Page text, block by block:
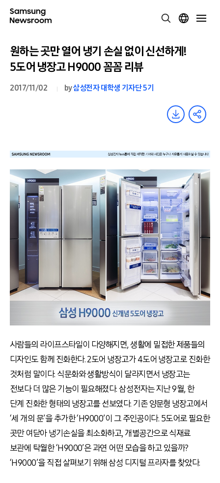
원하는 곳만 열어 냉기 손실 없이 신선하게!
5도어 냉장고 H9000 꼼꼼 리뷰
2017/11/02 by삼성전자 대학생 기자단 5기
사람들의 라이프스타일이 다양해지면, 생활에 밀접한 제품들의
디자인도 함께 진화한다. 2도어 냉장고가 4도어 냉장고로 진화한
것처럼 말이다. 식문화와 생활방식이 달라지면서 냉장고는
전보다 더 많은 기능이 필요해졌다. 삼성전자는 지난 9월, 한
단계 진화한 형태의 냉장고를 선보였다. 기존 양문형 냉장고에서
‘세 개의 문’을 추가한 ‘H9000’이 그 주인공이다. 5도어로 필요한
곳만 여닫아 냉기손실을 최소화하고, 개별공간으로 식재료
보관에 탁월한 ‘H9000’은 과연 어떤 모습을 하고 있을까?
‘H9000’을 직접 살펴보기 위해 삼성 디지털 프라자를 찾았다.